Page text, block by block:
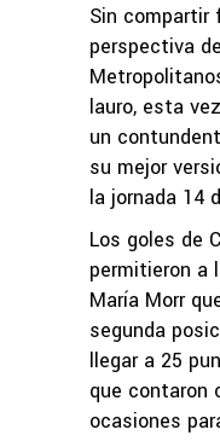
Sin compartir
perspectiva
lauro, esta
un
su mejor
la jornada 14
Los goles de
permitieron a
María Morr
segunda
llegar a 25
que contaron
ocasiones